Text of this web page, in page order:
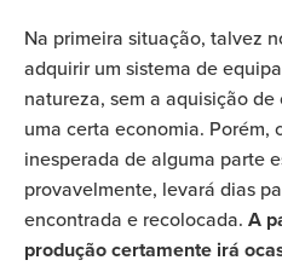
Na primeira situação, talvez
adquirir um sistema de
natureza, sem a aquisição
uma certa economia. Porém,
inesperada de alguma parte
provavelmente, levará dias
encontrada e recolocada. A
produção certamente irá